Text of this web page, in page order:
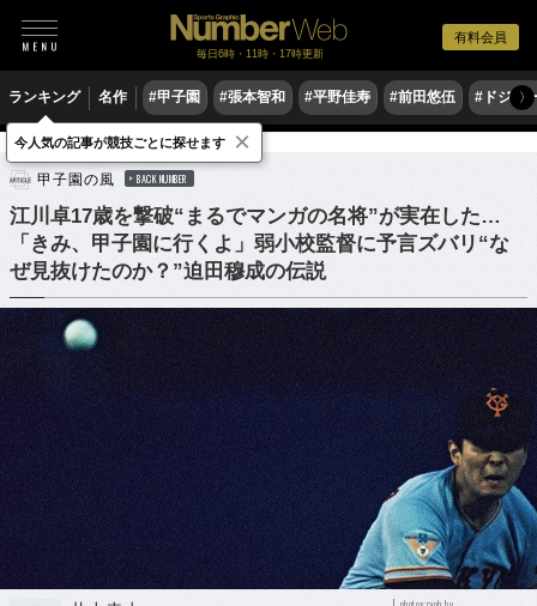
有料会員
毎日6時・11時・17時更新
ランキング 名作 #甲子園 #張本智和 #平野佳寿 #前田悠伍 #ドジャ
〉
野球 高校野球
甲子園の風 BACK NUMBER
江川卓17歳を撃破“まるでマンガの名将”が実在した…
「きみ、甲子園に行くよ」弱小校監督に予言ズバリ“な
ぜ見抜けたのか？”迫田穆成の伝説
今人気の記事が競技ごとに探せます ×